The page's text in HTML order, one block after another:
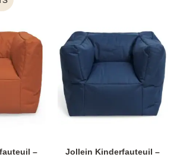
– Jollein Kinderfauteuil –